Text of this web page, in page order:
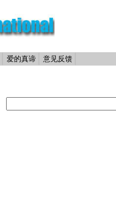
爱的真谛 意见反馈